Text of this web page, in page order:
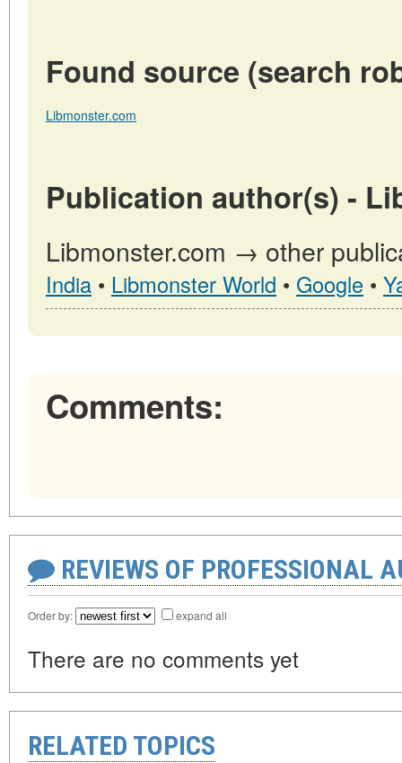
Found source (search
Libmonster.com
Publication author(s) -
Libmonster.com → other
India • Libmonster World • Google •
Comments:
REVIEWS OF PROFESSIONAL
Order by: expand all
There are no comments yet
RELATED TOPICS